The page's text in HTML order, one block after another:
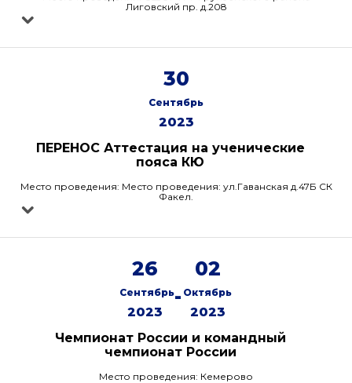
Лиговский пр. д.208
30
Сентябрь
2023
ПЕРЕНОС Аттестация на ученические
пояса КЮ
Место проведения: Место проведения: ул.Гаванская д.47Б СК
Факел.
26
Сентябрь
2023
-
02
Октябрь
2023
Чемпионат России и командный
чемпионат России
Место проведения: Кемерово